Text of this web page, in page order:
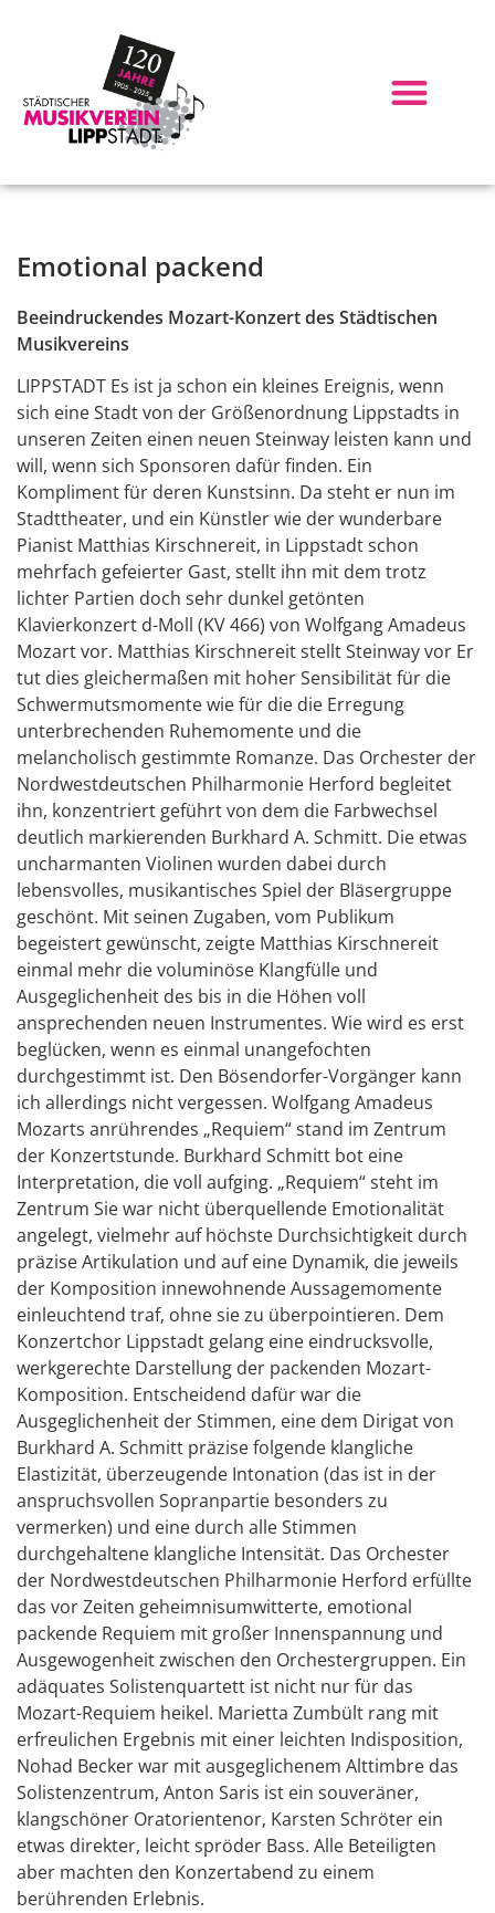
Emotional packend
Beeindruckendes Mozart-Konzert des Städtischen
Musikvereins
LIPPSTADT Es ist ja schon ein kleines Ereignis, wenn
sich eine Stadt von der Größenordnung Lippstadts in
unseren Zeiten einen neuen Steinway leisten kann und
will, wenn sich Sponsoren dafür finden. Ein
Kompliment für deren Kunstsinn. Da steht er nun im
Stadttheater, und ein Künstler wie der wunderbare
Pianist Matthias Kirschnereit, in Lippstadt schon
mehrfach gefeierter Gast, stellt ihn mit dem trotz
lichter Partien doch sehr dunkel getönten
Klavierkonzert d-Moll (KV 466) von Wolfgang Amadeus
Mozart vor. Matthias Kirschnereit stellt Steinway vor Er
tut dies gleichermaßen mit hoher Sensibilität für die
Schwermutsmomente wie für die die Erregung
unterbrechenden Ruhemomente und die
melancholisch gestimmte Romanze. Das Orchester der
Nordwestdeutschen Philharmonie Herford begleitet
ihn, konzentriert geführt von dem die Farbwechsel
deutlich markierenden Burkhard A. Schmitt. Die etwas
uncharmanten Violinen wurden dabei durch
lebensvolles, musikantisches Spiel der Bläsergruppe
geschönt. Mit seinen Zugaben, vom Publikum
begeistert gewünscht, zeigte Matthias Kirschnereit
einmal mehr die voluminöse Klangfülle und
Ausgeglichenheit des bis in die Höhen voll
ansprechenden neuen Instrumentes. Wie wird es erst
beglücken, wenn es einmal unangefochten
durchgestimmt ist. Den Bösendorfer-Vorgänger kann
ich allerdings nicht vergessen. Wolfgang Amadeus
Mozarts anrührendes „Requiem“ stand im Zentrum
der Konzertstunde. Burkhard Schmitt bot eine
Interpretation, die voll aufging. „Requiem“ steht im
Zentrum Sie war nicht überquellende Emotionalität
angelegt, vielmehr auf höchste Durchsichtigkeit durch
präzise Artikulation und auf eine Dynamik, die jeweils
der Komposition innewohnende Aussagemomente
einleuchtend traf, ohne sie zu überpointieren. Dem
Konzertchor Lippstadt gelang eine eindrucksvolle,
werkgerechte Darstellung der packenden Mozart-
Komposition. Entscheidend dafür war die
Ausgeglichenheit der Stimmen, eine dem Dirigat von
Burkhard A. Schmitt präzise folgende klangliche
Elastizität, überzeugende Intonation (das ist in der
anspruchsvollen Sopranpartie besonders zu
vermerken) und eine durch alle Stimmen
durchgehaltene klangliche Intensität. Das Orchester
der Nordwestdeutschen Philharmonie Herford erfüllte
das vor Zeiten geheimnisumwitterte, emotional
packende Requiem mit großer Innenspannung und
Ausgewogenheit zwischen den Orchestergruppen. Ein
adäquates Solistenquartett ist nicht nur für das
Mozart-Requiem heikel. Marietta Zumbült rang mit
erfreulichen Ergebnis mit einer leichten Indisposition,
Nohad Becker war mit ausgeglichenem Alttimbre das
Solistenzentrum, Anton Saris ist ein souveräner,
klangschöner Oratorientenor, Karsten Schröter ein
etwas direkter, leicht spröder Bass. Alle Beteiligten
aber machten den Konzertabend zu einem
berührenden Erlebnis.